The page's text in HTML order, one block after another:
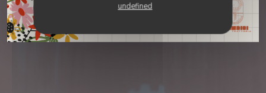
undefined
取り除く